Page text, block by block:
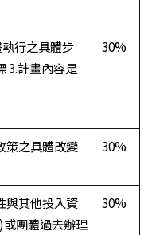
行之具體步
3.計畫內容是
30%
策之具體改變 30%
與其他投入資
團體過去辦理
30%